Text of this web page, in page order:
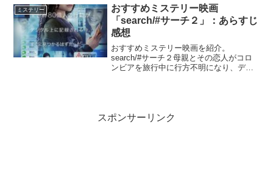
色の構成や緻密な脚本、30分以上に及ぶ
長回しなど、さまざま...
ミステリー
おすすめミステリー映画
「search/#サーチ２」：あらすじ
感想
おすすめミステリー映画を紹介。
search/#サーチ２母親とその恋人がコロ
ンビアを旅行中に行方不明になり、デジ
スポンサーリンク